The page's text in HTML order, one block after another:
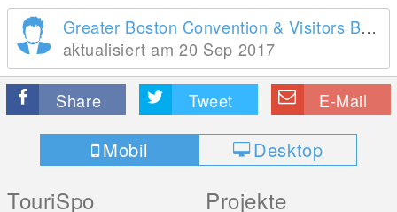
Greater Boston Convention & Visitors Bureau
aktualisiert am 20 Sep 2017
Share Tweet E-Mail
Mobil Desktop
TouriSpo Projekte